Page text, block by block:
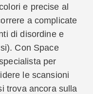
e precise al
a complicate
di disordine e
Con Space
per
le scansioni
trova ancora sulla